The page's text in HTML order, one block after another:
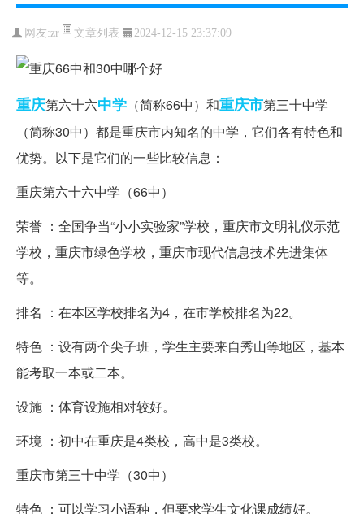
网友:zr 文章列表 2024-12-15 23:37:09
重庆第六十六中学 （简称66中）和重庆市第三十中学
（简称30中）都是重庆市内知名的中学，它们各有特色和
优势。以下是它们的一些比较信息：
重庆第六十六中学（66中）
荣誉 ：全国争当“小小实验家”学校，重庆市文明礼仪示范
学校，重庆市绿色学校，重庆市现代信息技术先进集体
等。
排名 ：在本区学校排名为4，在市学校排名为22。
特色 ：设有两个尖子班，学生主要来自秀山等地区，基本
能考取一本或二本。
设施 ：体育设施相对较好。
环境 ：初中在重庆是4类校，高中是3类校。
重庆市第三十中学（30中）
特色 ：可以学习小语种，但要求学生文化课成绩好。